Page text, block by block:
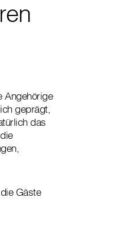
Angehörige
geprägt,
das
Gäste